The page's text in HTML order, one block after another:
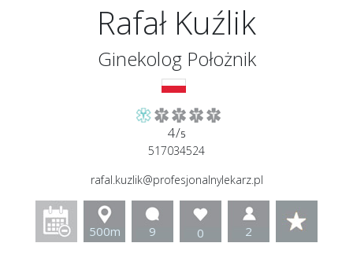
Rafał Kuźlik
Ginekolog Położnik
4/5
517034524
rafal.kuzlik@profesjonalnylekarz.pl
500m 9 0 2